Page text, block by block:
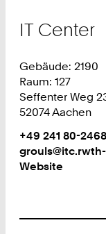
IT Center
Gebäude: 2190
Raum: 127
Seffenter Weg
52074 Aachen
Work
Telefon:
+
4
+49 241 80-
Work
Website